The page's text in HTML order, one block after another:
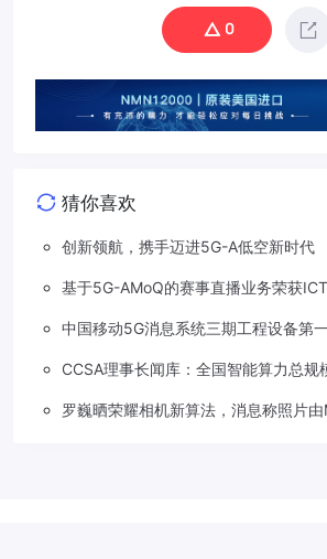
0
猜你喜欢
创新领航，携手迈进5G-A低空新时代
基于5G-AMoQ的赛事直播业务荣获
中国移动5G消息系统三期工程设备第
CCSA理事长闻库：全国智能算力总规
罗巍晒荣耀相机新算法，消息称照片